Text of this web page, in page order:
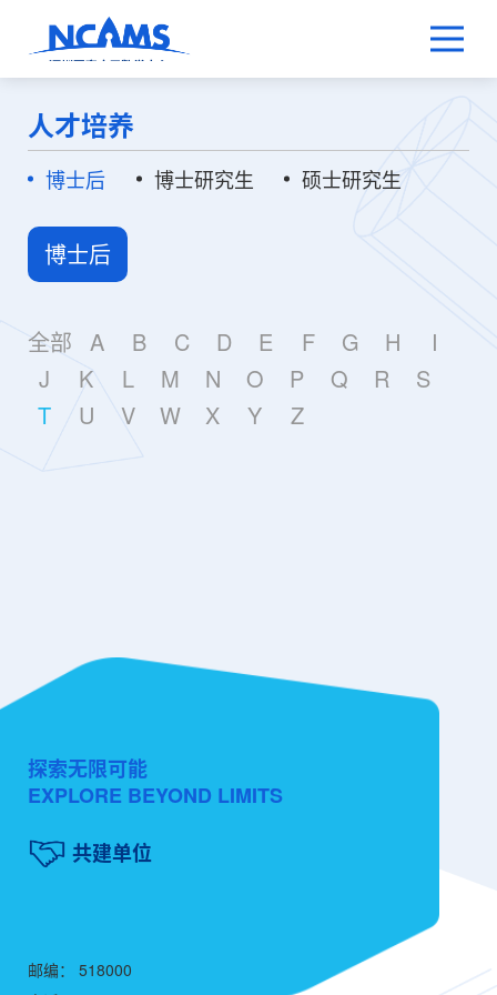
人才培养
博士后 博士研究生 硕士研究生
博士后
全部 A B C D E F G H
I
J
K L M N O P Q R
S
T
U V W X Y Z
探索无限可能
EXPLORE BEYOND LIMITS
共建单位
邮编： 518000